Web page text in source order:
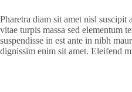
Pharetra diam sit amet nisl
vitae turpis massa sed elementum
suspendisse in est ante in nibh
dignissim enim sit amet. Eleifend